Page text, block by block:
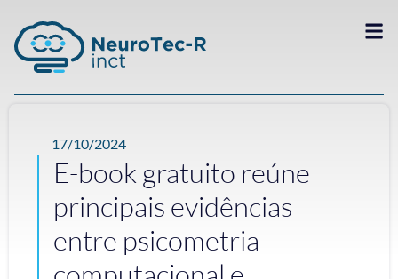
17/10/2024
E-book gratuito reúne
principais evidências
entre psicometria